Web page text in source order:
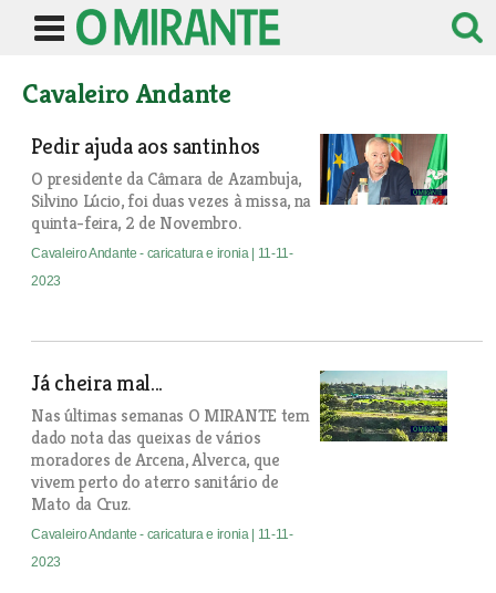
Cavaleiro Andante
Pedir ajuda aos santinhos
O presidente da Câmara de Azambuja,
Silvino Lúcio, foi duas vezes à missa, na
quinta-feira, 2 de Novembro.
Cavaleiro Andante - caricatura e ironia
| 11-11-
2023
Já cheira mal...
Nas últimas semanas O MIRANTE tem
dado nota das queixas de vários
moradores de Arcena, Alverca, que
vivem perto do aterro sanitário de
Mato da Cruz.
Cavaleiro Andante - caricatura e ironia
| 11-11-
2023